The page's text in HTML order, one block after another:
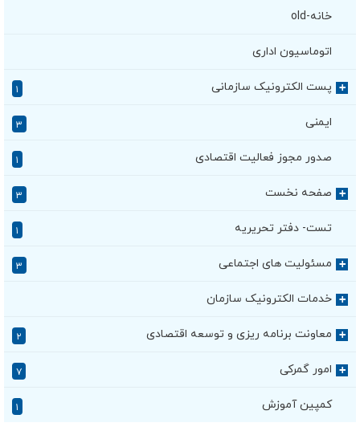
خانه-old
اتوماسیون اداری
+ پست الکترونیک سازمانی
ایمنی ۳
صدور مجوز فعالیت اقتصادی
+ صفحه نخست ۳
تست- دفتر تحریریه
+ مسئولیت های اجتماعی ۳
+ خدمات الکترونیک سازمان
+ معاونت برنامه ریزی و توسعه اقتصادی ۲
+ امور گمرکی ۷
کمپین آموزش